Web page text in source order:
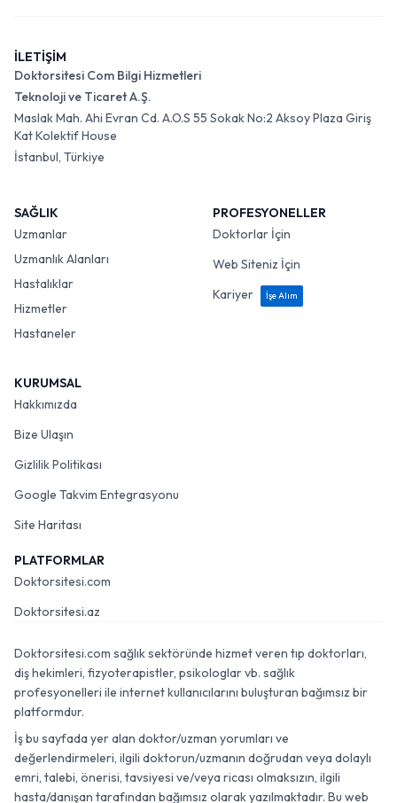
İLETİŞİM
Doktorsitesi Com Bilgi Hizmetleri
Teknoloji ve Ticaret A.Ş.
Maslak Mah. Ahi Evran Cd. A.O.S 55 Sokak No:2 Aksoy Plaza Giriş
Kat Kolektif House
İstanbul, Türkiye
SAĞLIK
Uzmanlar
Uzmanlık Alanları
Hastalıklar
Hizmetler
Hastaneler
PROFESYONELLER
Doktorlar İçin
Web Siteniz İçin
Kariyer
İşe Alım
KURUMSAL
Hakkımızda
Bize Ulaşın
Gizlilik Politikası
Google Takvim Entegrasyonu
Site Haritası
PLATFORMLAR
Doktorsitesi.com
Doktorsitesi.az
Doktorsitesi.com sağlık sektöründe hizmet veren tıp doktorları,
diş hekimleri, fizyoterapistler, psikologlar vb. sağlık
profesyonelleri ile internet kullanıcılarını buluşturan bağımsız bir
platformdur.
İş bu sayfada yer alan doktor/uzman yorumları ve
değerlendirmeleri, ilgili doktorun/uzmanın doğrudan veya dolaylı
emri, talebi, önerisi, tavsiyesi ve/veya ricası olmaksızın, ilgili
hasta/danışan tarafından bağımsız olarak yazılmaktadır. Bu web